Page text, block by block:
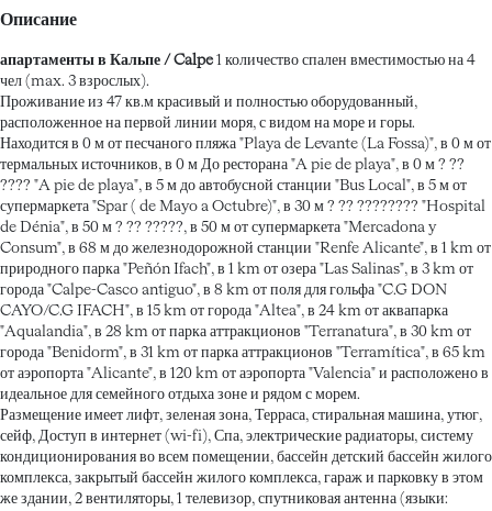
Описание
апартаменты в Кальпе / Calpe 1 количество спален вместимостью на 4
чел (max. 3 взрослых).
Проживание из 47 кв.м красивый и полностью оборудованный,
расположенное на первой линии моря, с видом на море и горы.
Находится в 0 м от песчаного пляжа "Playa de Levante (La Fossa)", в 0 м от
термальных источников, в 0 м До ресторана "A pie de playa", в 0 м ? ??
???? "A pie de playa", в 5 м до автобусной станции "Bus Local", в 5 м от
супермаркета "Spar ( de Mayo a Octubre)", в 30 м ? ?? ???????? "Hospital
de Dénia", в 50 м ? ?? ?????, в 50 м от супермаркета "Mercadona y
Consum", в 68 м до железнодорожной станции "Renfe Alicante", в 1 km от
природного парка "Peñón Ifach", в 1 km от озера "Las Salinas", в 3 km от
города "Calpe-Casco antiguo", в 8 km от поля для гольфа "C.G DON
CAYO/C.G IFACH", в 15 km от города "Altea", в 24 km от аквапарка
"Aqualandia", в 28 km от парка аттракционов "Terranatura", в 30 km от
города "Benidorm", в 31 km от парка аттракционов "Terramítica", в 65 km
от аэропорта "Alicante", в 120 km от аэропорта "Valencia" и расположено в
идеальное для семейного отдыха зоне и рядом с морем.
Размещение имеет лифт, зеленая зона, Терраса, стиральная машина, утюг,
сейф, Доступ в интернет (wi-fi), Спа, электрические радиаторы, систему
кондиционирования во всем помещении, бассейн детский бассейн жилого
комплекса, закрытый бассейн жилого комплекса, гараж и парковку в этом
же здании, 2 вентиляторы, 1 телевизор, спутниковая антенна (языки: